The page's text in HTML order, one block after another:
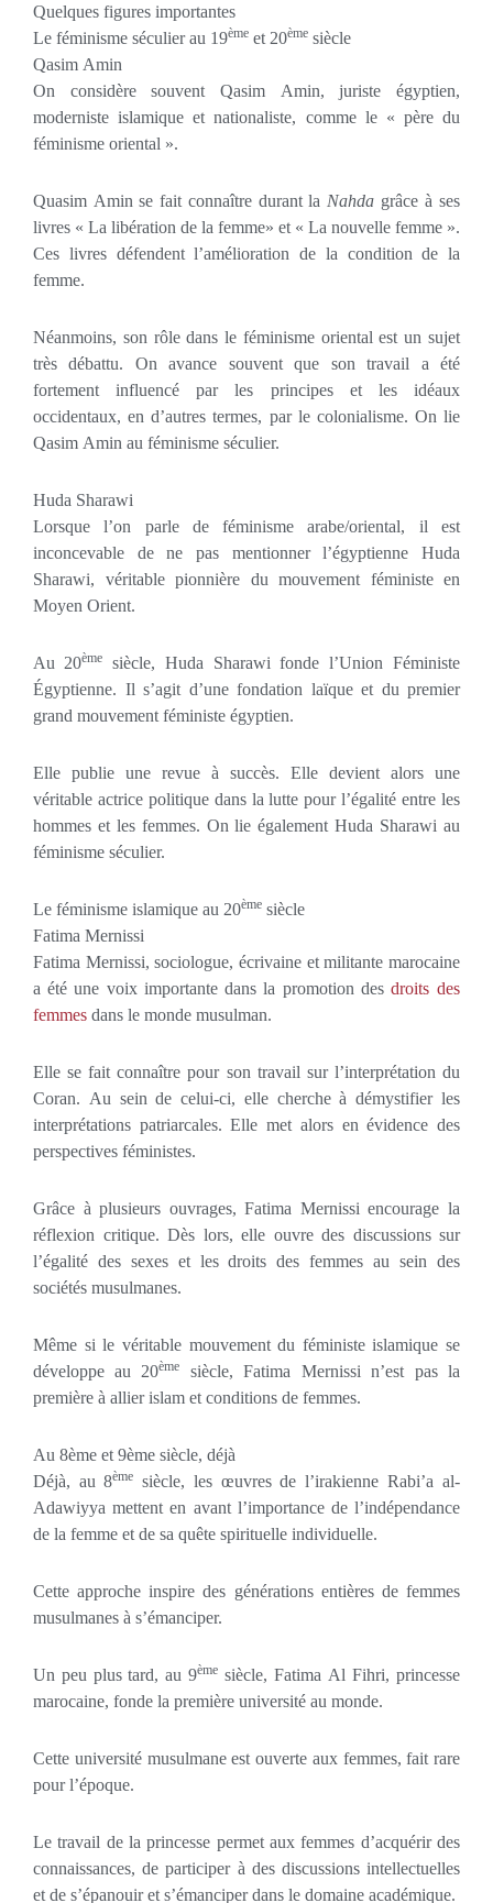
Quelques figures importantes
Le féminisme séculier au 19ème et 20ème siècle
Qasim Amin
On considère souvent Qasim Amin, juriste égyptien,
moderniste islamique et nationaliste, comme le « père du
féminisme oriental ».
Quasim Amin se fait connaître durant la Nahda grâce à ses
livres « La libération de la femme» et « La nouvelle femme ».
Ces livres défendent l’amélioration de la condition de la
femme.
Néanmoins, son rôle dans le féminisme oriental est un sujet
très débattu. On avance souvent que son travail a été
fortement influencé par les principes et les idéaux
occidentaux, en d’autres termes, par le colonialisme. On lie
Qasim Amin au féminisme séculier.
Huda Sharawi
Lorsque l’on parle de féminisme arabe/oriental, il est
inconcevable de ne pas mentionner l’égyptienne Huda
Sharawi, véritable pionnière du mouvement féministe en
Moyen Orient.
Au 20ème
siècle, Huda Sharawi fonde l’Union Féministe
Égyptienne. Il s’agit d’une fondation laïque et du premier
grand mouvement féministe égyptien.
Elle publie une revue à succès. Elle devient alors une
véritable actrice politique dans la lutte pour l’égalité entre les
hommes et les femmes. On lie également Huda Sharawi au
féminisme séculier.
Le féminisme islamique au 20ème siècle
Fatima Mernissi
Fatima Mernissi, sociologue, écrivaine et militante marocaine
a été une voix importante dans la promotion des droits des
femmes dans le monde musulman.
Elle se fait connaître pour son travail sur l’interprétation du
Coran. Au sein de celui-ci, elle cherche à démystifier les
interprétations patriarcales. Elle met alors en évidence des
perspectives féministes.
Grâce à plusieurs ouvrages, Fatima Mernissi encourage la
réflexion critique. Dès lors, elle ouvre des discussions sur
l’égalité des sexes et les droits des femmes au sein des
sociétés musulmanes.
Même si le véritable mouvement du féministe islamique se
développe au 20ème
siècle, Fatima Mernissi n’est pas la
première à allier islam et conditions de femmes.
Au 8ème et 9ème siècle, déjà
Déjà, au 8ème siècle, les œuvres de l’irakienne Rabi’a al-
Adawiyya mettent en avant l’importance de l’indépendance
de la femme et de sa quête spirituelle individuelle.
Cette approche inspire des générations entières de femmes
musulmanes à s’émanciper.
Un peu plus tard, au 9ème siècle, Fatima Al Fihri, princesse
marocaine, fonde la première université au monde.
Cette université musulmane est ouverte aux femmes, fait rare
pour l’époque.
Le travail de la princesse permet aux femmes d’acquérir des
connaissances, de participer à des discussions intellectuelles
et de s’épanouir et s’émanciper dans le domaine académique.